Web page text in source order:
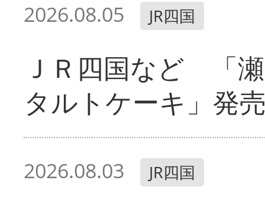
2026.08.05 JR四国
ＪＲ四国など 「
タルトケーキ」発
2026.08.03 JR四国